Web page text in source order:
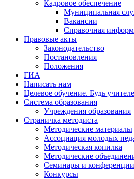
Кадровое обеспечение
Муниципальная
Вакансии
Справочная
Правовые акты
Законодательство
Постановления
Положения
ГИА
Написать нам
Целевое обучение. Будь
Система образования
Учреждения образования
Страничка методиста
Методические материалы
Ассоциация молодых
Методическая копилка
Методические
Семинары и конференции
Конкурсы